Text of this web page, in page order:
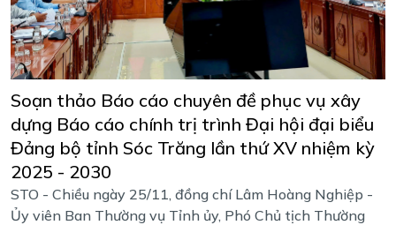
Soạn thảo Báo cáo chuyên đề phục vụ xây
dựng Báo cáo chính trị trình Đại hội đại biểu
Đảng bộ tỉnh Sóc Trăng lần thứ XV nhiệm kỳ
2025 - 2030
STO - Chiều ngày 25/11, đồng chí Lâm Hoàng Nghiệp -
Ủy viên Ban Thường vụ Tỉnh ủy, Phó Chủ tịch Thường